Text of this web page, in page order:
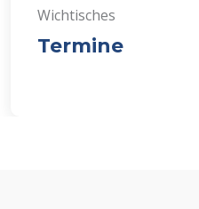
Wichtisches
Termine